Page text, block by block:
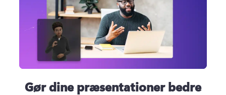
Gør dine præsentationer bedre